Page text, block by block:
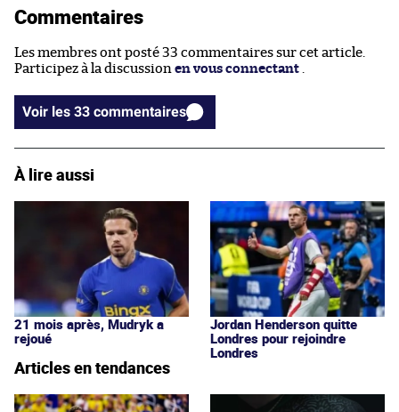
Commentaires
Les membres ont posté 33 commentaires sur cet article.
Participez à la discussion en vous connectant .
Voir les 33 commentaires
À lire aussi
21 mois après, Mudryk a
rejoué
Jordan Henderson quitte
Londres pour rejoindre
Londres
Articles en tendances